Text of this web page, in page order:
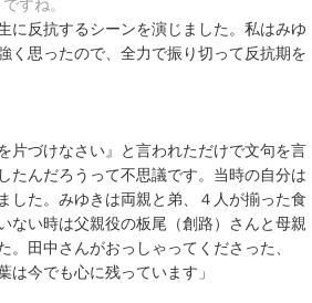
に反抗するシーンを演じました。私はみゆ
く思ったので、全力で振り切って反抗期を
片づけなさい』と言われただけで文句を言
たんだろうって不思議です。当時の自分は
した。みゆきは両親と弟、４人が揃った食
ない時は父親役の板尾（創路）さんと母親
田中さんがおっしゃってくださった、
は今でも心に残っています」